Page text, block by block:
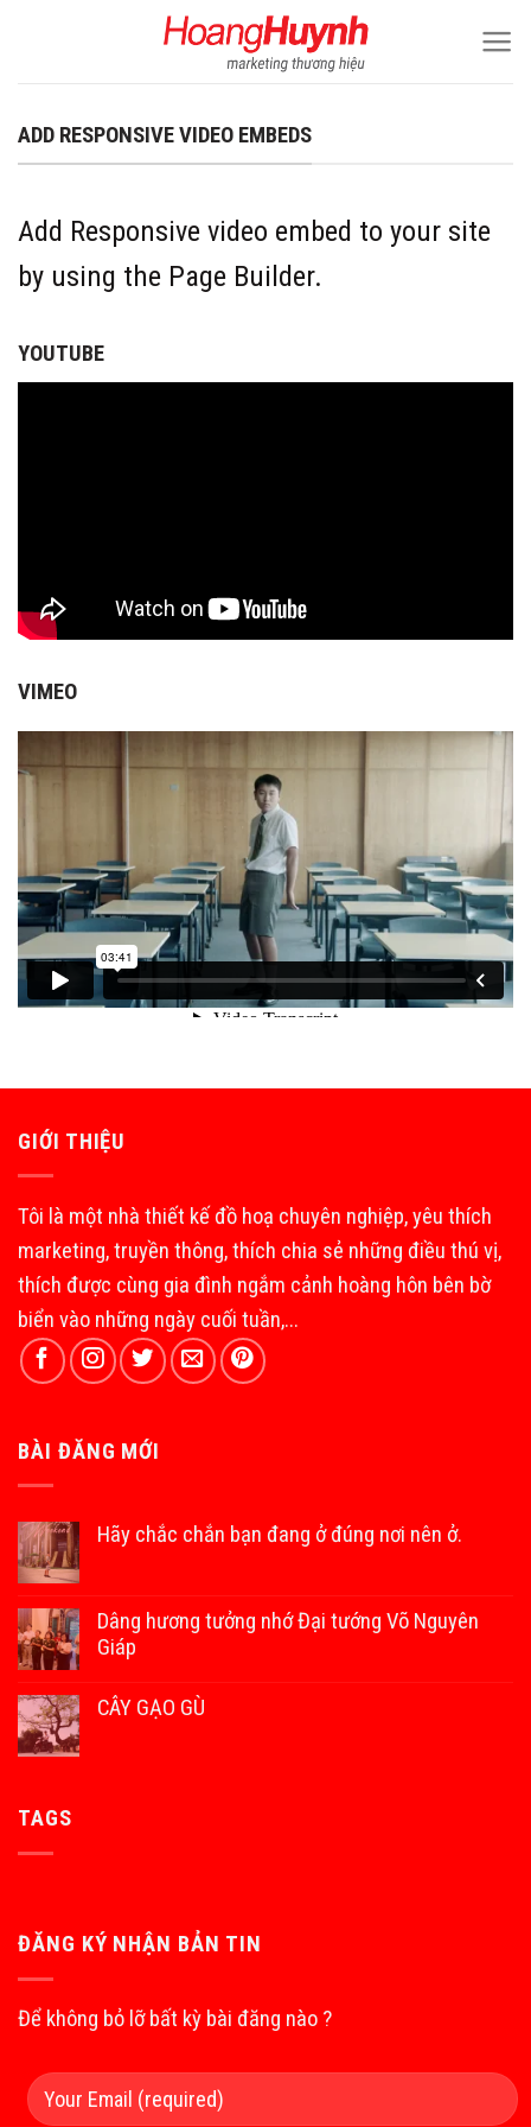
ADD RESPONSIVE VIDEO EMBEDS
Add Responsive video embed to your site
by using the Page Builder.
YOUTUBE
VIMEO
GIỚI THIỆU
Tôi là một nhà thiết kế đồ hoạ chuyên nghiệp, yêu thích
marketing, truyền thông, thích chia sẻ những điều thú vị,
thích được cùng gia đình ngắm cảnh hoàng hôn bên bờ
biển vào những ngày cuối tuần,...
BÀI ĐĂNG MỚI
Hãy chắc chắn bạn đang ở đúng nơi nên ở.
Dâng hương tưởng nhớ Đại tướng Võ Nguyên
Giáp
CÂY GẠO GÙ
TAGS
ĐĂNG KÝ NHẬN BẢN TIN
Để không bỏ lỡ bất kỳ bài đăng nào ?